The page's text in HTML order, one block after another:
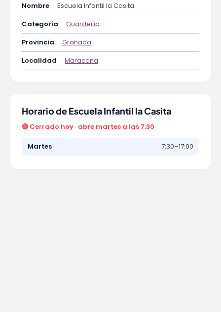
Nombre
Escuela Infantil la Casita
Categoría
Guardería
Provincia
Granada
Localidad
Maracena
Horario de Escuela Infantil la Casita
🔴 Cerrado hoy · abre martes a las 7:30
Martes 7:30–17:00